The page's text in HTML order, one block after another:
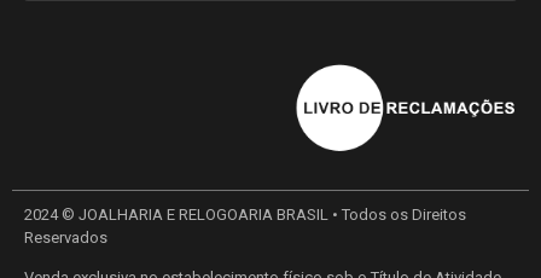
2024 © JOALHARIA E RELOGOARIA BRASIL • Todos os Direitos
Reservados